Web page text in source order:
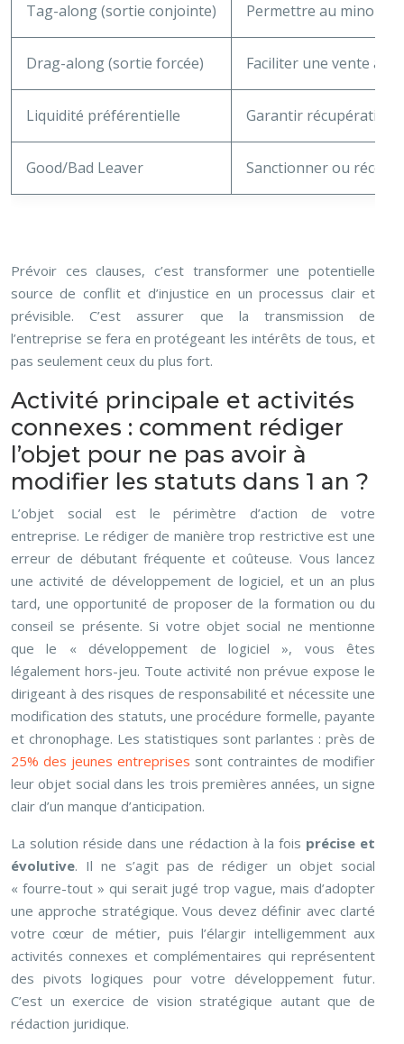
Tag-along (sortie conjointe) Permettre au
Drag-along (sortie forcée) Faciliter une vente à
Liquidité préférentielle Garantir récupération
Good/Bad Leaver Sanctionner ou
Prévoir ces clauses, c’est transformer une potentielle
source de conflit et d’injustice en un processus clair et
prévisible. C’est assurer que la transmission de
l’entreprise se fera en protégeant les intérêts de tous, et
pas seulement ceux du plus fort.
Activité principale et activités
connexes : comment rédiger
l’objet pour ne pas avoir à
modifier les statuts dans 1 an ?
L’objet social est le périmètre d’action de votre
entreprise. Le rédiger de manière trop restrictive est une
erreur de débutant fréquente et coûteuse. Vous lancez
une activité de développement de logiciel, et un an plus
tard, une opportunité de proposer de la formation ou du
conseil se présente. Si votre objet social ne mentionne
que le « développement de logiciel », vous êtes
légalement hors-jeu. Toute activité non prévue expose le
dirigeant à des risques de responsabilité et nécessite une
modification des statuts, une procédure formelle, payante
et chronophage. Les statistiques sont parlantes : près de
25% des jeunes entreprises sont contraintes de modifier
leur objet social dans les trois premières années, un signe
clair d’un manque d’anticipation.
La solution réside dans une rédaction à la fois précise et
évolutive. Il ne s’agit pas de rédiger un objet social
« fourre-tout » qui serait jugé trop vague, mais d’adopter
une approche stratégique. Vous devez définir avec clarté
votre cœur de métier, puis l’élargir intelligemment aux
activités connexes et complémentaires qui représentent
des pivots logiques pour votre développement futur.
C’est un exercice de vision stratégique autant que de
rédaction juridique.